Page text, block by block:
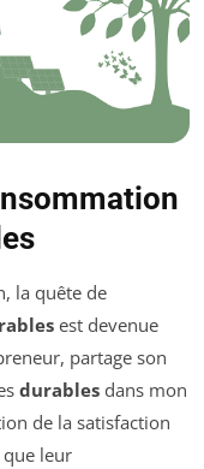
la quête de
est devenue
partage son
durables dans mon
de la satisfaction
que leur